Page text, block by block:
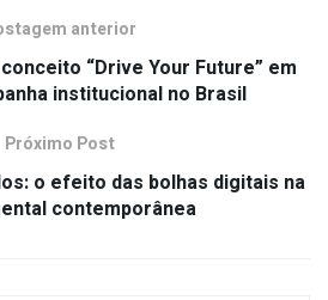
anterior
“Drive Your Future” em
institucional no Brasil
Próximo Post
o efeito das bolhas digitais na
contemporânea